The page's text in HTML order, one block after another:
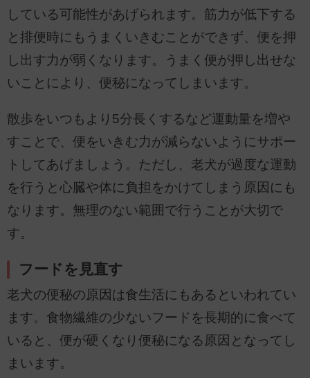
している可能性があげられます。筋力が低下する
と排便時にもうまくいきむことができず、便を押
し出す力が弱くなります。うまく便が押し出せな
いことにより、便秘になってしまいます。
散歩をいつもより5分長くするなど運動量を増や
すことで、便をいきむ力が減らないようにサポー
トしてあげましょう。ただし、老犬が過度な運動
を行うと心臓や体に負担をかけてしまう原因にも
なります。無理のない範囲で行うことが大切で
す。
フードを見直す
老犬の便秘の原因は食生活にもあるといわれてい
ます。食物繊維の少ないフードを長期的に食べて
いると、便が硬くなり便秘になる原因となってし
まいます。